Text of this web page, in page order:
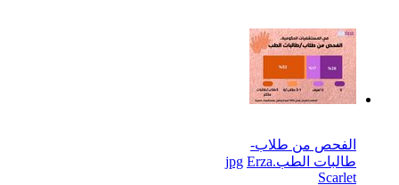
الفحص من طلاب-
طالبات الطب.jpgErza
Scarlet